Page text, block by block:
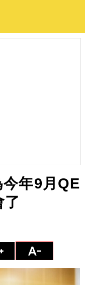
年9月QE
了